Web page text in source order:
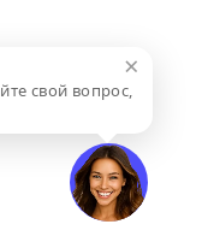
×
свой вопрос,